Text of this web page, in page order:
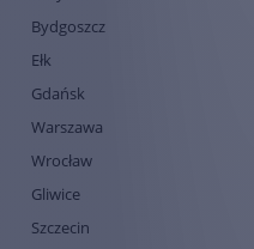
Bydgoszcz
Ełk
Gdańsk
Warszawa
Wrocław
Gliwice
Szczecin